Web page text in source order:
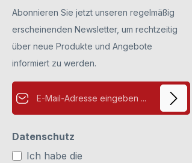
Schutzfolien vor Verkratzungen gesichert.
Diese bitte vor der Benutzung abziehen (dies
betrifft die Vorder- und Rückseite).
Papiereinleger sind nicht im Lieferumfang
enthalten. Diese bitte separat unter Zubehör
bestellen.
Abonnieren Sie jetzt unseren regelmäßig
erscheinenden Newsletter, um rechtzeitig
über neue Produkte und Angebote
informiert zu werden.
E-Mail-Adresse*
Datenschutz
Ich habe die